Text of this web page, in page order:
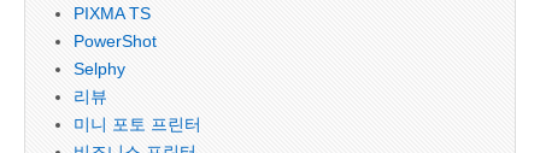
PIXMA TS
PowerShot
Selphy
리뷰
미니 포토 프린터